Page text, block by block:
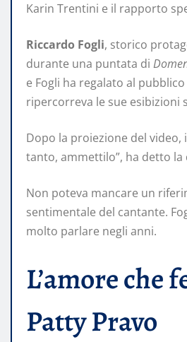
Karin Trentini e il rapporto
Riccardo Fogli, storico
durante una puntata di
e Fogli ha regalato al
ripercorreva le sue esibizioni
Dopo la proiezione del
tanto, ammettilo”, ha detto la
Non poteva mancare un
sentimentale del cantante.
molto parlare negli anni.
L’amore che
Patty Pravo